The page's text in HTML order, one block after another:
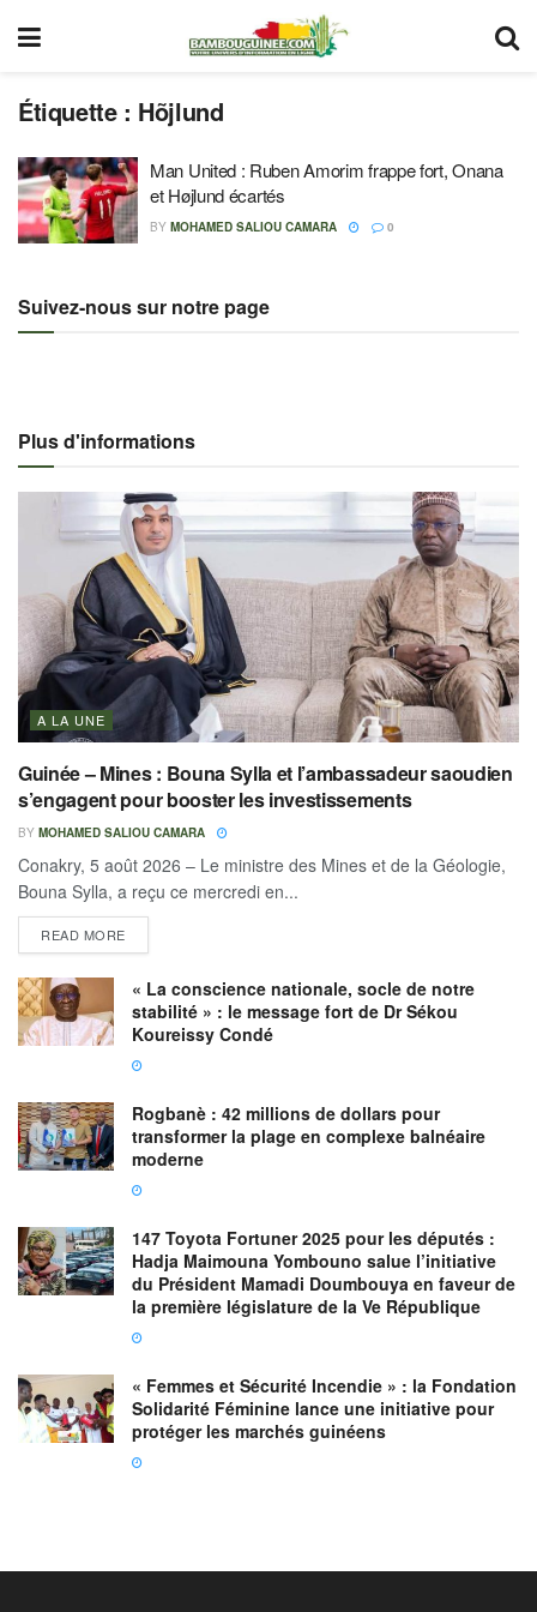
Étiquette : Hõjlund
Man United : Ruben Amorim frappe fort, Onana
et Højlund écartés
BY MOHAMED SALIOU CAMARA 0
Suivez-nous sur notre page
Plus d'informations
A LA UNE
Guinée – Mines : Bouna Sylla et l’ambassadeur saoudien
s’engagent pour booster les investissements
BY MOHAMED SALIOU CAMARA
Conakry, 5 août 2026 – Le ministre des Mines et de la Géologie,
Bouna Sylla, a reçu ce mercredi en...
READ MORE
« La conscience nationale, socle de notre
stabilité » : le message fort de Dr Sékou
Koureissy Condé
Rogbanè : 42 millions de dollars pour
transformer la plage en complexe balnéaire
moderne
147 Toyota Fortuner 2025 pour les députés :
Hadja Maimouna Yombouno salue l’initiative
du Président Mamadi Doumbouya en faveur de
la première législature de la Ve République
« Femmes et Sécurité Incendie » : la Fondation
Solidarité Féminine lance une initiative pour
protéger les marchés guinéens